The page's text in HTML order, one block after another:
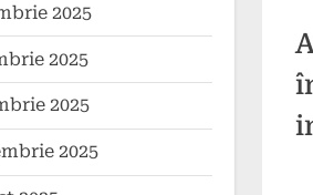
2025
2025
2025
2025